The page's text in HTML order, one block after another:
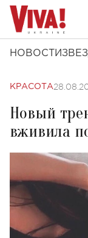
НОВОСТИ
КРАСОТА
Новый
вживила